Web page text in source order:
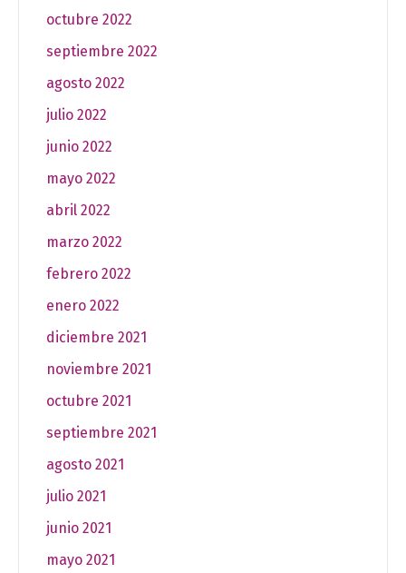
octubre 2022
septiembre 2022
agosto 2022
julio 2022
junio 2022
mayo 2022
abril 2022
marzo 2022
febrero 2022
enero 2022
diciembre 2021
noviembre 2021
octubre 2021
septiembre 2021
agosto 2021
julio 2021
junio 2021
mayo 2021